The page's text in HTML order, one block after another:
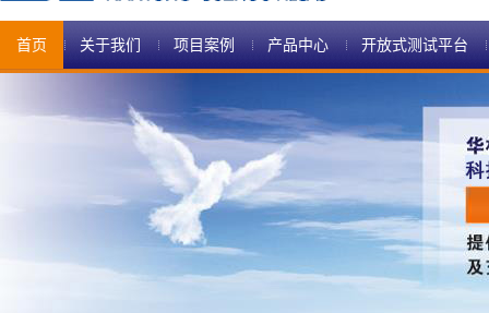
首页 关于我们 项目案例 产品中心 开放式测试平台